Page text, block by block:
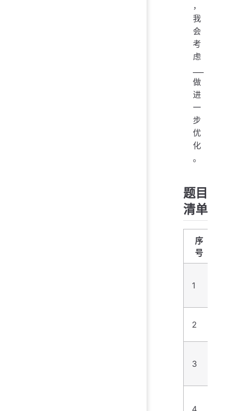
，
我
会
考
虑
做
进
一
步
优
化
。
题目
清单
序
号
1
2
3
4